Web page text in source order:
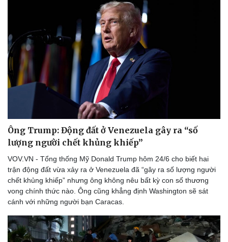
Ông Trump: Động đất ở Venezuela gây ra “số
lượng người chết khủng khiếp”
VOV.VN - Tổng thống Mỹ Donald Trump hôm 24/6 cho biết hai
trận động đất vừa xảy ra ở Venezuela đã “gây ra số lượng người
chết khủng khiếp” nhưng ông không nêu bất kỳ con số thương
vong chính thức nào. Ông cũng khẳng định Washington sẽ sát
cánh với những người bạn Caracas.